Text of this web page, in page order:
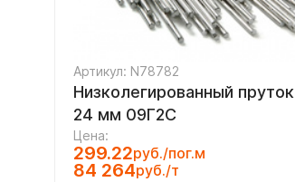
Артикул: N78782
Низколегированный пруток
24 мм 09Г2С
Цена:
299.22руб./пог.м
84 264руб./т